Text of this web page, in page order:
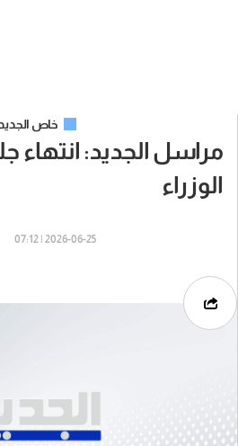
خاص
مراسل الجديد:
الوزراء
2026-06-25 | 07:12